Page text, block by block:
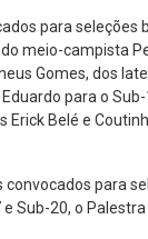
para seleções
meio-campista
Gomes, dos
para o
Belé e
para
Sub-20, o